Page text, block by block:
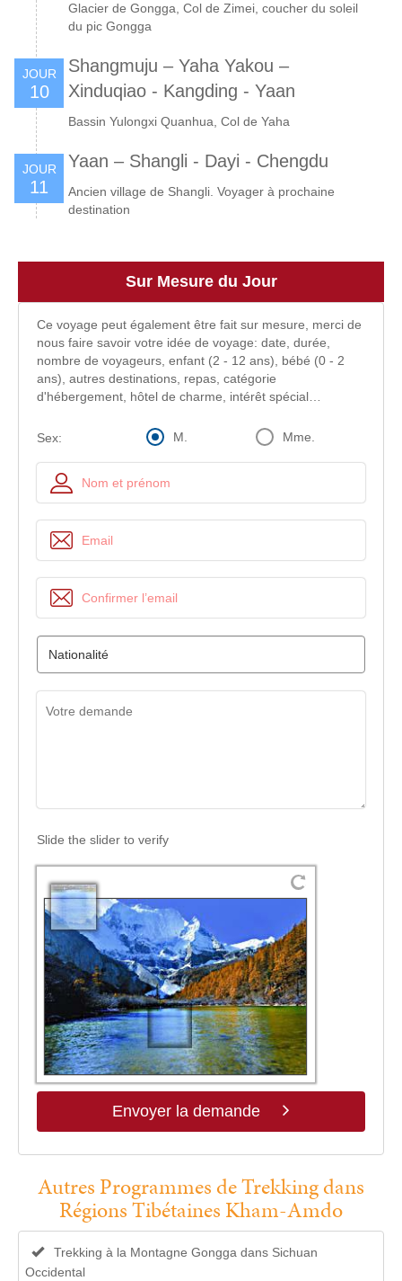
Glacier de Gongga, Col de Zimei, coucher du soleil
du pic Gongga
JOUR
10
Shangmuju – Yaha Yakou –
Xinduqiao - Kangding - Yaan
Bassin Yulongxi Quanhua, Col de Yaha
JOUR
11
Yaan – Shangli - Dayi - Chengdu
Ancien village de Shangli. Voyager à prochaine
destination
Sur Mesure du Jour
Ce voyage peut également être fait sur mesure, merci de
nous faire savoir votre idée de voyage: date, durée,
nombre de voyageurs, enfant (2 - 12 ans), bébé (0 - 2
ans), autres destinations, repas, catégorie
d'hébergement, hôtel de charme, intérêt spécial…
Sex: M. Mme.
Slide the slider to verify
Envoyer la demande
Autres Programmes de Trekking dans
Régions Tibétaines Kham-Amdo
Trekking à la Montagne Gongga dans Sichuan
Occidental